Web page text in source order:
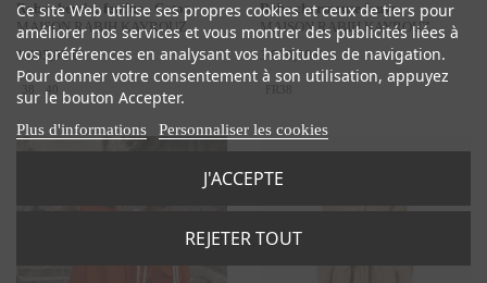
Robe chemise fendue - Coton
MAISON RABIH KAYROUZ
1 495,00 €
38 40
Robe charmeuse fauve
MAISON RABIH KAYROUZ
3 900,00 €
FR38
Ce site Web utilise ses propres cookies et ceux de tiers pour
améliorer nos services et vous montrer des publicités liées à
vos préférences en analysant vos habitudes de navigation.
Pour donner votre consentement à son utilisation, appuyez
sur le bouton Accepter.
Plus d'informations Personnaliser les cookies
REJETER TOUT
J'ACCEPTE